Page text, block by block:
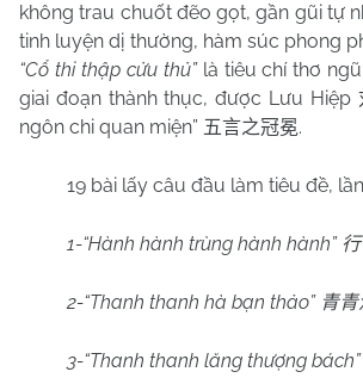
không trau chuốt đẽo gọt, gần gũi tự
tinh luyện dị thường, hàm súc phong
“Cổ thi thập cửu thủ”là tiêu chí thơ
giai đoạn thành thục, được Lưu Hiệp
ngôn chi quan miện” 五言之冠冕.
19 bài lấy câu đầu làm tiêu đề,
1-“Hành hành trùng hành hành”
2-“Thanh thanh hà bạn thảo” 青
3-“Thanh thanh lăng thượng bách”